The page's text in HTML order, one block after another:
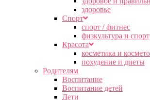
здоровье
Спорт
спорт / фитнес
физкультура и спорт
Красота
косметика и
похудение и диеты
Родителям
Воспитание
Воспитание детей
Дети